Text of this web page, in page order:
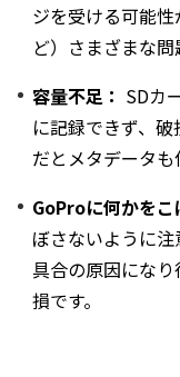
ジを受ける可能
ど）さまざまな問
容量不足： SDカ
に記録できず、
だとメタデータも
GoProに何かをこ
ぼさないように
具合の原因にな
損です。